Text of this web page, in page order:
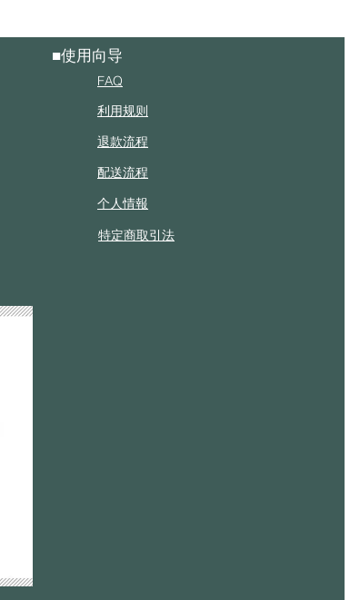
■使用向导
FAQ
利用规则
退款流程
配送流程
个人情報
特定商取引法